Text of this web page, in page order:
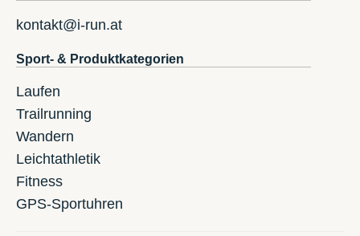
kontakt@i-run.at
Sport- & Produktkategorien
Laufen
Trailrunning
Wandern
Leichtathletik
Fitness
GPS-Sportuhren